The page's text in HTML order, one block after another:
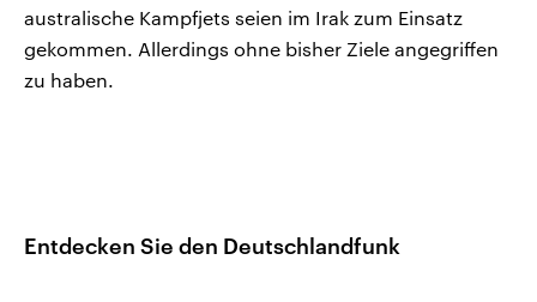
australische Kampfjets seien im Irak zum Einsatz
gekommen. Allerdings ohne bisher Ziele angegriffen
zu haben.
Entdecken Sie den Deutschlandfunk